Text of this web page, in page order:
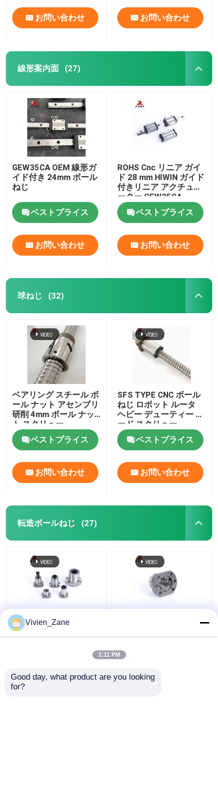
お問い合わせ お問い合わせ
線形案内面 (27)
GEW35CA OEM 線形ガ
イド付き 24mm ボール
ねじ
ベストプライス
お問い合わせ
ROHS Cnc リニア ガイ
ド 28 mm HIWIN ガイド
付きリニア アクチュエ
ーター GEW35CA
ベストプライス
お問い合わせ
球ねじ (32)
ベアリング スチール ボ
ール ナット アセンブリ
研削 4mm ボール ナッ
ト スクリュー
ベストプライス
お問い合わせ
SFS TYPE CNC ボール
ねじ ロボット ルータ
ヘビー デューティー リ
ード スクリュー
3000mm
ベストプライス
お問い合わせ
転造ボールねじ (27)
SF STYPE 転造ボール
ねじ ミニチュア
UFD TYPE C7 ボールね
Vivien_Zane
1:11 PM
Good day, what product are you looking
for?